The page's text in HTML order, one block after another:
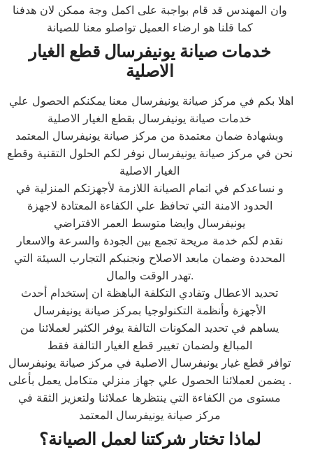
وان المهندس قد قام بواجبة على اكمل وجة ممكن لان هدفنا
كما قلنا هو ارضاء العميل تواصلو معنا للصيانة
خدمات صيانة يونيفرسال قطع الغيار
الاصلية
خدمات صيانة يونيفرسال بقطع الغيار الاصلية
وبشهادة ضمان معتمدة من مركز صيانة يونيفرسال المعتمد
نحن في مركز صيانة يونيفرسال نوفر لكم الحلول التقنية وقطع
الغيار الاصلية
و نساعدكم في اتمام الصيانة اللازمة لأجهزتكم المنزلية في
الحدود الامنة التي تحافظ علي الكفاءة المعتادة لاجهزة
يونيفرسال وايضا متوسط العمر الافتراضي
نقدم لكم خدمة مريحة تجمع بين الجودة والسرعة والاسعار
المحددة وضمان مابعد الاصلاح ونجنبكم التجارب السيئة التي
تهدر الوقت والمال.
تحديد الاعطال وتفادي التكلفة الباهظة ان إستخدام أحدث
الأجهزة وأنظمة التكنولوجيا بمركز صيانة يونيفرسال
يساهم في تحديد المكونات التالفة يوفر الكثير لعملائنا من
المبالغ ولضمان تغيير قطع الغيار التالفة فقط
توافر قطع غيار يونيفرسال الاصلية في مركز صيانة يونيفرسال
. يضمن لعملائنا الحصول علي جهاز منزلي متكامل يعمل بأعلى
مستوى من الكفاءة التي ينتظرها عملائنا ولتعزيز الثقة في
مركز صيانة يونيفرسال المعتمد
لماذا تختار شركتنا لعمل الصيانة؟